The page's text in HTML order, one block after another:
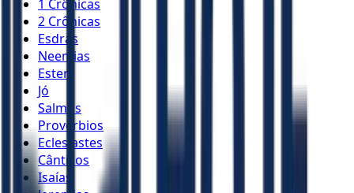
1 Crônicas
2 Crônicas
Esdras
Neemias
Ester
Jó
Salmos
Provérbios
Eclesiastes
Cânticos
Isaías